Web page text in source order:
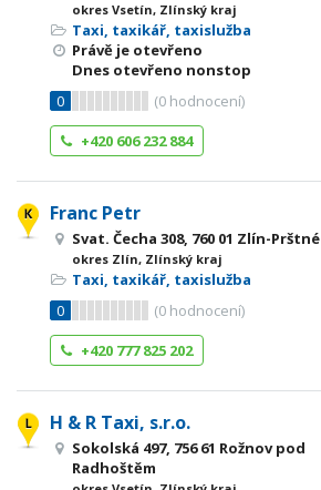
okres Vsetín, Zlínský kraj
Taxi, taxikář, taxislužba
Právě je otevřeno
Dnes otevřeno nonstop
0
(0 hodnocení)
+420 606 232 884
Franc Petr
Svat. Čecha 308, 760 01 Zlín-Prštné
okres Zlín, Zlínský kraj
Taxi, taxikář, taxislužba
0
(0 hodnocení)
+420 777 825 202
H & R Taxi, s.r.o.
Sokolská 497, 756 61 Rožnov pod
Radhoštěm